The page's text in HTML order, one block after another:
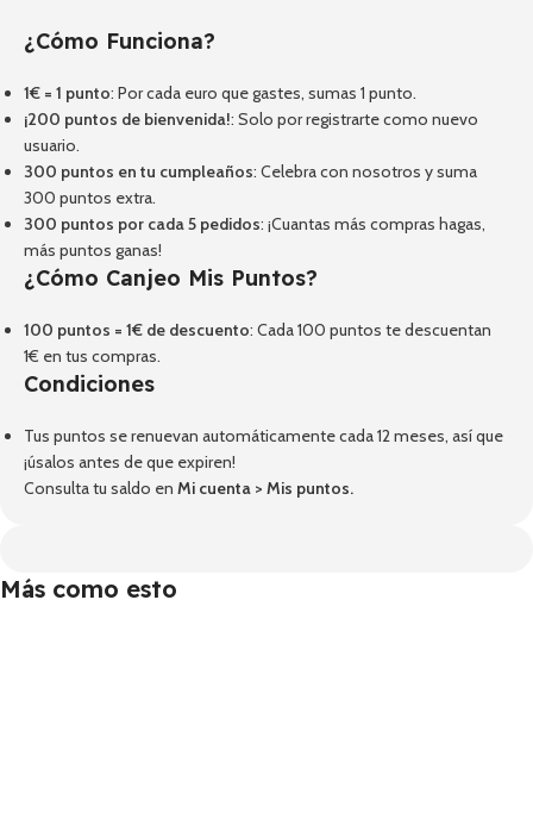
¿Cómo Funciona?
1€ = 1 punto: Por cada euro que gastes, sumas 1 punto.
¡200 puntos de bienvenida!: Solo por registrarte como nuevo
usuario.
300 puntos en tu cumpleaños: Celebra con nosotros y suma
300 puntos extra.
300 puntos por cada 5 pedidos: ¡Cuantas más compras hagas,
más puntos ganas!
¿Cómo Canjeo Mis Puntos?
100 puntos = 1€ de descuento: Cada 100 puntos te descuentan
1€ en tus compras.
Condiciones
Tus puntos se renuevan automáticamente cada 12 meses, así que
¡úsalos antes de que expiren!
Consulta tu saldo en Mi cuenta > Mis puntos.
Más como esto